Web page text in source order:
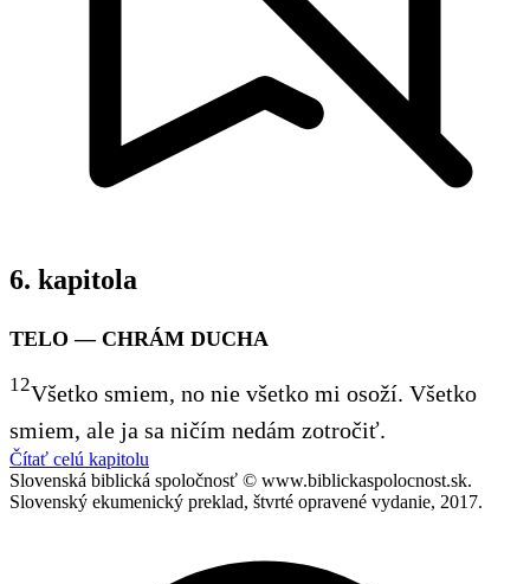
6. kapitola
TELO — CHRÁM DUCHA
12Všetko smiem, no nie všetko mi osoží. Všetko
smiem, ale ja sa ničím nedám zotročiť.
Čítať celú kapitolu
Slovenská biblická spoločnosť © www.biblickaspolocnost.sk.
Slovenský ekumenický preklad, štvrté opravené vydanie, 2017.